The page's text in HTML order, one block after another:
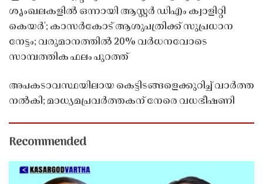
ശൃംഖലകളിൽ ഒന്നായി ആസ്റ്റർ ഡിഎം ക്വാളിറ്റി
കെയർ'; കാസർകോട് ആശുപത്രിക്ക് സുപ്രധാന
നേട്ടം; വരുമാനത്തിൽ 20% വർധനവോടെ
സാമ്പത്തിക ഫലം പുറത്ത്
അപകടാവസ്ഥയിലായ കെട്ടിടങ്ങളെക്കുറിച്ച് വാർത്ത
നൽകി; മാധ്യമപ്രവർത്തകന് നേരെ വധഭീഷണി
Recommended